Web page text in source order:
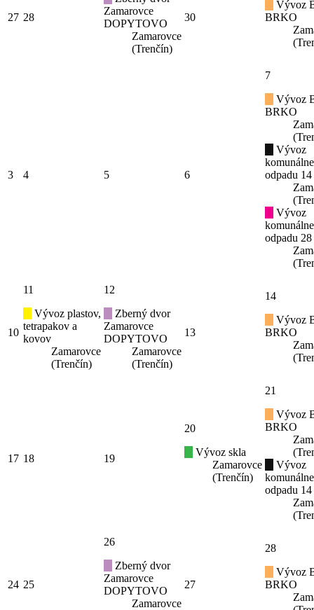
27 28
Zamarovce
DOPYTOVO
Zamarovce
(Trenčín)
30
Vývoz
BRKO
3 4 5 6
7
Vývoz
BRKO
Vývoz
odpadu
Vývoz
odpadu
10
11
Vývoz plastov,
tetrapakov a
kovov
Zamarovce
(Trenčín)
12
Zberný dvor
Zamarovce
DOPYTOVO
Zamarovce
(Trenčín)
13
14
Vývoz
BRKO
17 18 19
20
Vývoz skla
Zamarovce
(Trenčín)
21
Vývoz
BRKO
Vývoz
odpadu
24 25
26
Zberný dvor
Zamarovce
DOPYTOVO
Zamarovce
27
28
Vývoz
BRKO